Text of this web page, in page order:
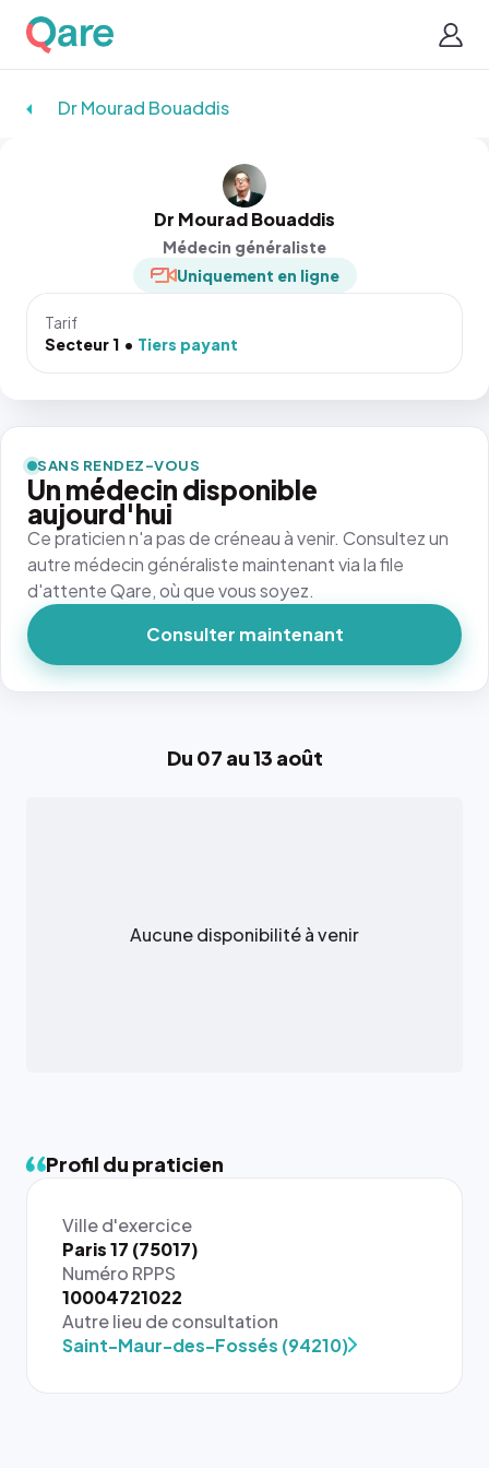
Dr Mourad Bouaddis
Dr Mourad Bouaddis
Médecin généraliste
Uniquement en ligne
Tarif
Secteur 1
Tiers payant
Du 07 au 13 août
Aucune disponibilité à venir
Profil du praticien
Ville d'exercice
Paris 17 (75017)
Numéro RPPS
10004721022
Autre lieu de consultation
Saint-Maur-des-Fossés (94210)
SANS RENDEZ-VOUS
Un médecin disponible
aujourd'hui
Ce praticien n'a pas de créneau à venir. Consultez un
autre médecin généraliste maintenant via la file
d'attente Qare, où que vous soyez.
Consulter maintenant
{# 40×40
: la taille
rendue par
`.profile-